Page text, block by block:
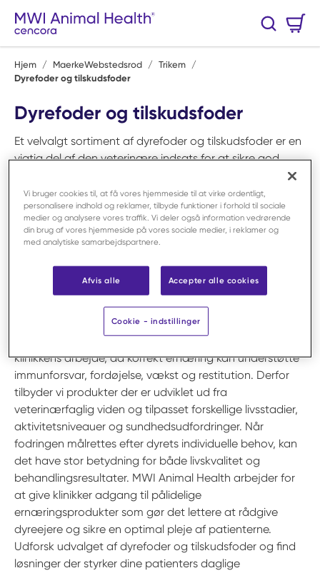
Spring til hovedindhold
Søg
Hjem / MaerkeWebstedsrod / Trikem /
Dyrefoder og tilskudsfoder
Dyrefoder og tilskudsfoder
Et velvalgt sortiment af dyrefoder og tilskudsfoder er en
vigtig del af den veterinære indsats for at sikre god
både små og store dyr. Hos MWI Animal Health tilbyder
vi et bredt udvalg af foderløsninger der er nøje udvalgt
for at støtte alt fra daglig vedligehold til specifikke
ernæringsmæssige behov. Sortimentet rummer blandt
,elektrolytblandingertil genhydrering og
andre ernæringsstøttende løsninger som anvendes i
både forebyggende og behandlende sammenhænge.
Dyrefoder og tilskudsfoder spiller en vigtig rolle i
klinikkens arbejde, da korrekt ernæring kan understøtte
immunforsvar, fordøjelse, vækst og restitution. Derfor
tilbyder vi produkter der er udviklet ud fra
veterinærfaglig viden og tilpasset forskellige livsstadier,
aktivitetsniveauer og sundhedsudfordringer. Når
fodringen målrettes efter dyrets individuelle behov, kan
det have stor betydning for både livskvalitet og
behandlingsresultater. MWI Animal Health arbejder for
at give klinikker adgang til pålidelige
ernæringsprodukter som gør det lettere at rådgive
dyreejere og sikre en optimal pleje af patienterne.
Udforsk udvalget af dyrefoder og tilskudsfoder og find
løsninger der styrker dine patienters daglige
Vi bruger cookies til, at få vores hjemmeside til at virke ordentligt,
personalisere indhold og reklamer, tilbyde funktioner i forhold til sociale
medier og analysere vores traffik. Vi deler også information vedrørende
din brug af vores hjemmeside på vores sociale medier, i reklamer og
med analytiske samarbejdspartnere.
Afvis alle Accepter alle cookies
Cookie - indstillinger